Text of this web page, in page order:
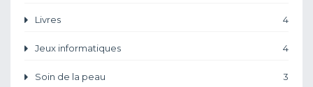
Livres 4
Jeux informatiques 4
Soin de la peau 3